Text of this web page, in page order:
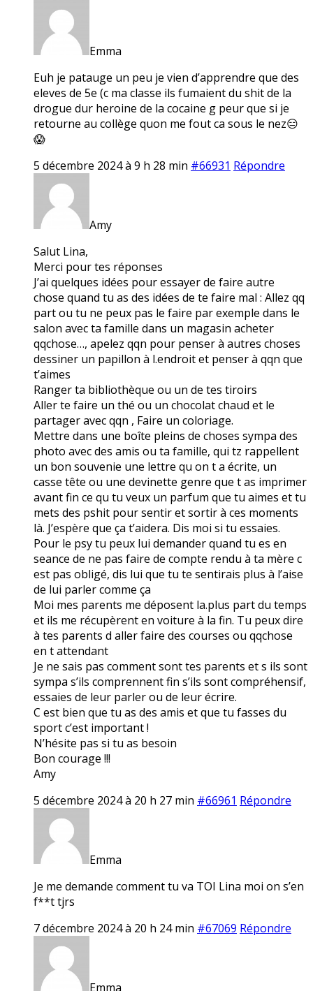
Emma
Euh je patauge un peu je vien d’apprendre que des
eleves de 5e (c ma classe ils fumaient du shit de la
drogue dur heroine de la cocaine g peur que si je
retourne au collège quon me fout ca sous le nez😑
😱
5 décembre 2024 à 9 h 28 min #66931 Répondre
Amy
Salut Lina,
Merci pour tes réponses
J’ai quelques idées pour essayer de faire autre
chose quand tu as des idées de te faire mal : Allez qq
part ou tu ne peux pas le faire par exemple dans le
salon avec ta famille dans un magasin acheter
qqchose…, apelez qqn pour penser à autres choses
dessiner un papillon à l.endroit et penser à qqn que
t’aimes
Ranger ta bibliothèque ou un de tes tiroirs
Aller te faire un thé ou un chocolat chaud et le
partager avec qqn , Faire un coloriage.
Mettre dans une boîte pleins de choses sympa des
photo avec des amis ou ta famille, qui tz rappellent
un bon souvenie une lettre qu on t a écrite, un
casse tête ou une devinette genre que t as imprimer
avant fin ce qu tu veux un parfum que tu aimes et tu
mets des pshit pour sentir et sortir à ces moments
là. J’espère que ça t’aidera. Dis moi si tu essaies.
Pour le psy tu peux lui demander quand tu es en
seance de ne pas faire de compte rendu à ta mère c
est pas obligé, dis lui que tu te sentirais plus à l’aise
de lui parler comme ça
Moi mes parents me déposent la.plus part du temps
et ils me récupèrent en voiture à la fin. Tu peux dire
à tes parents d aller faire des courses ou qqchose
en t attendant
Je ne sais pas comment sont tes parents et s ils sont
sympa s’ils comprennent fin s’ils sont compréhensif,
essaies de leur parler ou de leur écrire.
C est bien que tu as des amis et que tu fasses du
sport c’est important !
N’hésite pas si tu as besoin
Bon courage !!!
Amy
5 décembre 2024 à 20 h 27 min #66961 Répondre
Emma
Je me demande comment tu va TOI Lina moi on s’en
f**t tjrs
7 décembre 2024 à 20 h 24 min #67069 Répondre
Emma